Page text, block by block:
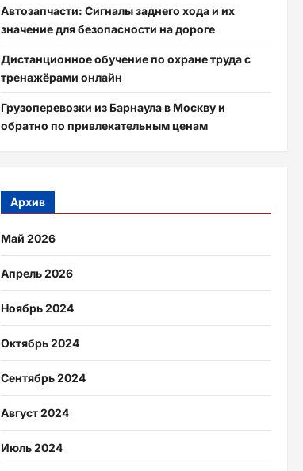
Автозапчасти: Сигналы заднего хода и их
значение для безопасности на дороге
Дистанционное обучение по охране труда с
тренажёрами онлайн
Грузоперевозки из Барнаула в Москву и
обратно по привлекательным ценам
Архив
Май 2026
Апрель 2026
Ноябрь 2024
Октябрь 2024
Сентябрь 2024
Август 2024
Июль 2024